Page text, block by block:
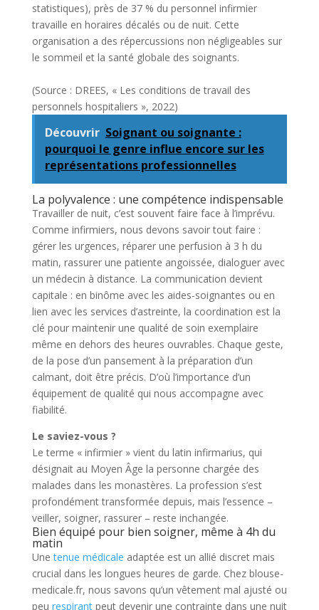
statistiques), près de 37 % du personnel infirmier
travaille en horaires décalés ou de nuit. Cette
organisation a des répercussions non négligeables sur
le sommeil et la santé globale des soignants.
(Source : DREES, « Les conditions de travail des
personnels hospitaliers », 2022)
Découvrir Soignant ou soignante :
pourquoi le genre influe encore sur les
représentations professionnelles
La polyvalence : une compétence indispensable
Travailler de nuit, c’est souvent faire face à l’imprévu.
Comme infirmiers, nous devons savoir tout faire :
gérer les urgences, réparer une perfusion à 3 h du
matin, rassurer une patiente angoissée, dialoguer avec
un médecin à distance. La communication devient
capitale : en binôme avec les aides-soignantes ou en
lien avec les services d’astreinte, la coordination est la
clé pour maintenir une qualité de soin exemplaire
même en dehors des heures ouvrables. Chaque geste,
de la pose d’un pansement à la préparation d’un
calmant, doit être précis. D’où l’importance d’un
équipement de qualité qui nous accompagne avec
fiabilité.
Le saviez-vous ?
Le terme « infirmier » vient du latin infirmarius, qui
désignait au Moyen Âge la personne chargée des
malades dans les monastères. La profession s’est
profondément transformée depuis, mais l’essence –
veiller, soigner, rassurer – reste inchangée.
Bien équipé pour bien soigner, même à 4h du
matin
Unetenue médicale adaptée est un allié discret mais
crucial dans les longues heures de garde. Chez blouse-
medicale.fr, nous savons qu’un vêtement mal ajusté ou
peu respirantpeut devenir une contrainte dans une nuit